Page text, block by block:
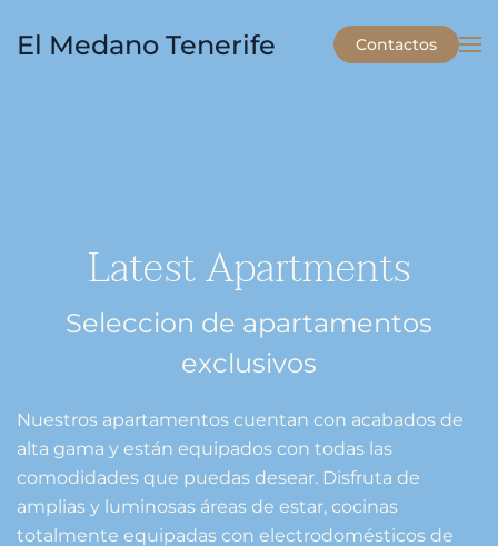
Skip to main content
El Medano Tenerife Contactos
Latest Apartments
Seleccion de apartamentos
exclusivos
Nuestros apartamentos cuentan con acabados de
alta gama y están equipados con todas las
comodidades que puedas desear. Disfruta de
amplias y luminosas áreas de estar, cocinas
totalmente equipadas con electrodomésticos de